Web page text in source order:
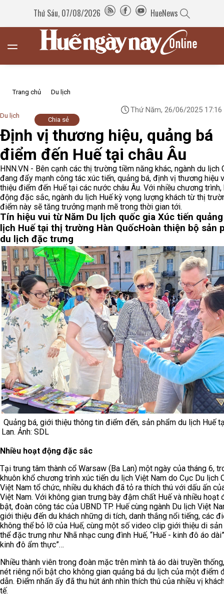
Thứ Sáu, 07/08/2026 HueNews
Trang chủ Du lịch
Du lịch
Thứ Năm, 26/06/2025 17:16
Chia sẻ
Định vị thương hiệu, quảng bá
điểm đến Huế tại châu Âu
HNN.VN - Bên cạnh các thị trường tiềm năng khác, ngành du lịch
đang đẩy mạnh công tác xúc tiến, quảng bá, định vị thương hiệu
thiệu điểm đến Huế tại các nước châu Âu. Với nhiều chương trình,
động đặc sắc, ngành du lịch Huế kỳ vọng lượng khách từ thị
điểm này sẽ tăng trưởng mạnh mẽ trong thời gian tới.
Tín hiệu vui từ Năm Du lịch quốc gia Xúc tiến
lịch Huế tại thị trường Hàn QuốcHoàn thiện bộ sản
du lịch đặc trưng
Quảng bá, giới thiệu thông tin điểm đến, sản phẩm du lịch Huế
Lan. Ảnh: SDL
Nhiều hoạt động đặc sắc
Tại trung tâm thành cổ Warsaw (Ba Lan) một ngày của tháng 6,
khuôn khổ chương trình xúc tiến du lịch Việt Nam do Cục Du lịch
Việt Nam tổ chức, nhiều du khách đã tỏ ra thích thú với dấu ấn
Việt Nam. Với không gian trưng bày đậm chất Huế và nhiều hoạt
bật, đoàn công tác của UBND TP. Huế cùng ngành Du lịch Việt
giới thiệu đến du khách những di tích, danh thắng nổi tiếng, các
không thể bỏ lỡ của Huế, cùng một số video clip giới thiệu di
thể đặc trưng như Nhã nhạc cung đình Huế, “Huế - kinh đô áo
kinh đô ẩm thực”…
Nhiều thành viên trong đoàn mặc trên mình tà áo dài truyền
nét riêng nổi bật cho không gian quảng bá du lịch của một điểm
dẫn. Điểm nhấn ấy đã thu hút ánh nhìn thích thú của nhiều vị
tế.